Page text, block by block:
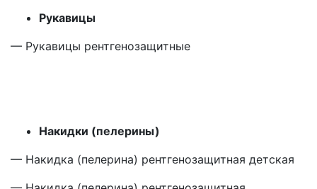
Рукавицы
— Рукавицы рентгенозащитные
Накидки (пелерины)
— Накидка (пелерина) рентгенозащитная детская